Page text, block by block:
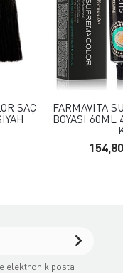
SAÇ
FARMAVİTA
BOYASI 60ML
elektronik posta